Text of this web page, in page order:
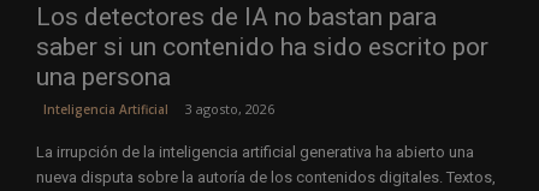
Los detectores de IA no bastan para
saber si un contenido ha sido escrito por
una persona
Inteligencia Artificial 3 agosto, 2026
La irrupción de la inteligencia artificial generativa ha abierto una
nueva disputa sobre la autoría de los contenidos digitales. Textos,